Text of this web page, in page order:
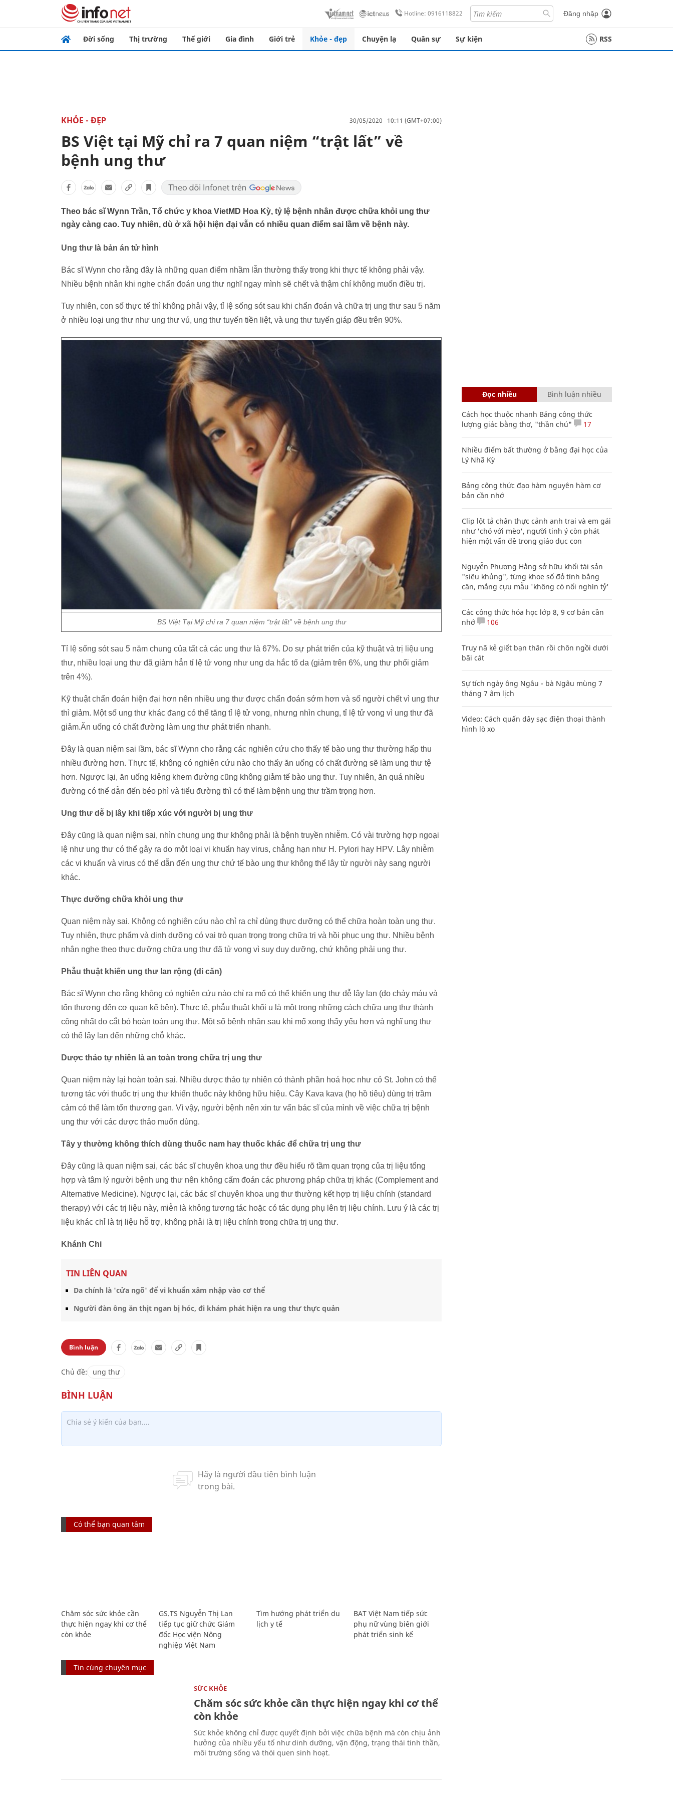
Hotline: 0916118822 Đăng nhập
Đời sống Thị trường Thế giới Gia đình Giới trẻ Khỏe - đẹp Chuyện lạ Quân sự Sự kiện RSS
KHỎE - ĐẸP 30/05/2020 10:11 (GMT+07:00)
BS Việt tại Mỹ chỉ ra 7 quan niệm “trật lất” về
bệnh ung thư
Theo bác sĩ Wynn Trần, Tổ chức y khoa VietMD Hoa Kỳ, tỷ lệ bệnh nhân được chữa khỏi ung thư
ngày càng cao. Tuy nhiên, dù ở xã hội hiện đại vẫn có nhiều quan điểm sai lầm về bệnh này.
Ung thư là bản án tử hình
Bác sĩ Wynn cho rằng đây là những quan điểm nhầm lẫn thường thấy trong khi thực tế không phải vậy.
Nhiều bệnh nhân khi nghe chẩn đoán ung thư nghĩ ngay mình sẽ chết và thậm chí không muốn điều trị.
Tuy nhiên, con số thực tế thì không phải vậy, tỉ lệ sống sót sau khi chẩn đoán và chữa trị ung thư sau 5 năm
ở nhiều loại ung thư như ung thư vú, ung thư tuyến tiền liệt, và ung thư tuyến giáp đều trên 90%.
BS Việt Tại Mỹ chỉ ra 7 quan niệm “trật lất” về bệnh ung thư
Tỉ lệ sống sót sau 5 năm chung của tất cả các ung thư là 67%. Do sự phát triển của kỹ thuật và trị liệu ung
thư, nhiều loại ung thư đã giảm hẳn tỉ lệ tử vong như ung da hắc tố da (giảm trên 6%, ung thư phổi giảm
trên 4%).
Kỹ thuật chẩn đoán hiện đại hơn nên nhiều ung thư được chẩn đoán sớm hơn và số người chết vì ung thư
thì giảm. Một số ung thư khác đang có thể tăng tỉ lệ tử vong, nhưng nhìn chung, tỉ lệ tử vong vì ung thư đã
giảm.Ăn uống có chất đường làm ung thư phát triển nhanh.
Đây là quan niệm sai lầm, bác sĩ Wynn cho rằng các nghiên cứu cho thấy tế bào ung thư thường hấp thu
nhiều đường hơn. Thực tế, không có nghiên cứu nào cho thấy ăn uống có chất đường sẽ làm ung thư tệ
hơn. Ngược lại, ăn uống kiêng khem đường cũng không giảm tế bào ung thư. Tuy nhiên, ăn quá nhiều
đường có thể dẫn đến béo phì và tiểu đường thì có thể làm bệnh ung thư trầm trọng hơn.
Ung thư dễ bị lây khi tiếp xúc với người bị ung thư
Đây cũng là quan niệm sai, nhìn chung ung thư không phải là bệnh truyền nhiễm. Có vài trường hợp ngoại
lệ như ung thư có thể gây ra do một loại vi khuẩn hay virus, chẳng hạn như H. Pylori hay HPV. Lây nhiễm
các vi khuẩn và virus có thể dẫn đến ung thư chứ tế bào ung thư không thể lây từ người này sang người
khác.
Thực dưỡng chữa khỏi ung thư
Quan niệm này sai. Không có nghiên cứu nào chỉ ra chỉ dùng thực dưỡng có thể chữa hoàn toàn ung thư.
Tuy nhiên, thực phẩm và dinh dưỡng có vai trò quan trọng trong chữa trị và hồi phục ung thư. Nhiều bệnh
nhân nghe theo thực dưỡng chữa ung thư đã tử vong vì suy duy dưỡng, chứ không phải ung thư.
Phẫu thuật khiến ung thư lan rộng (di căn)
Bác sĩ Wynn cho rằng không có nghiên cứu nào chỉ ra mổ có thể khiến ung thư dễ lây lan (do chảy máu và
tổn thương đến cơ quan kế bên). Thực tế, phẫu thuật khối u là một trong những cách chữa ung thư thành
công nhất do cắt bỏ hoàn toàn ung thư. Một số bệnh nhân sau khi mổ xong thấy yếu hơn và nghĩ ung thư
có thể lây lan đến những chỗ khác.
Dược thảo tự nhiên là an toàn trong chữa trị ung thư
Quan niệm này lại hoàn toàn sai. Nhiều dược thảo tự nhiên có thành phần hoá học như cỏ St. John có thể
tương tác với thuốc trị ung thư khiến thuốc này không hữu hiệu. Cây Kava kava (họ hồ tiêu) dùng trị trầm
cảm có thể làm tổn thương gan. Vì vậy, người bệnh nên xin tư vấn bác sĩ của mình về việc chữa trị bệnh
ung thư với các dược thảo muốn dùng.
Tây y thường không thích dùng thuốc nam hay thuốc khác để chữa trị ung thư
Đây cũng là quan niệm sai, các bác sĩ chuyên khoa ung thư đều hiểu rõ tầm quan trọng của trị liệu tổng
hợp và tâm lý người bệnh ung thư nên không cấm đoán các phương pháp chữa trị khác (Complement and
Alternative Medicine). Ngược lại, các bác sĩ chuyên khoa ung thư thường kết hợp trị liệu chính (standard
therapy) với các trị liệu này, miễn là không tương tác hoặc có tác dụng phụ lên trị liệu chính. Lưu ý là các trị
liệu khác chỉ là trị liệu hỗ trợ, không phải là trị liệu chính trong chữa trị ung thư.
Khánh Chi
TIN LIÊN QUAN
Da chính là 'cửa ngõ' để vi khuẩn xâm nhập vào cơ thể
Người đàn ông ăn thịt ngan bị hóc, đi khám phát hiện ra ung thư thực quản
Bình luận
Chủ đề: ung thư
Có thể bạn quan tâm
Chăm sóc sức khỏe cần
thực hiện ngay khi cơ thể
còn khỏe
GS.TS Nguyễn Thị Lan
tiếp tục giữ chức Giám
đốc Học viện Nông
nghiệp Việt Nam
Tìm hướng phát triển du
lịch y tế
BAT Việt Nam tiếp sức
phụ nữ vùng biên giới
phát triển sinh kế
Tin cùng chuyên mục
SỨC KHỎE
Chăm sóc sức khỏe cần thực hiện ngay khi cơ thể
còn khỏe
Sức khỏe không chỉ được quyết định bởi việc chữa bệnh mà còn chịu ảnh
hưởng của nhiều yếu tố như dinh dưỡng, vận động, trạng thái tinh thần,
môi trường sống và thói quen sinh hoạt.
Đọc nhiều Bình luận nhiều
Cách học thuộc nhanh Bảng công thức
lượng giác bằng thơ, "thần chú"
17
Nhiều điểm bất thường ở bằng đại học của
Lý Nhã Kỳ
Bảng công thức đạo hàm nguyên hàm cơ
bản cần nhớ
Clip lột tả chân thực cảnh anh trai và em gái
như 'chó với mèo', người tinh ý còn phát
hiện một vấn đề trong giáo dục con
Nguyễn Phương Hằng sở hữu khối tài sản
"siêu khủng", từng khoe sổ đỏ tính bằng
cân, mắng cựu mẫu 'không có nổi nghìn tỷ'
Các công thức hóa học lớp 8, 9 cơ bản cần
nhớ
106
Truy nã kẻ giết bạn thân rồi chôn ngồi dưới
bãi cát
Sự tích ngày ông Ngâu - bà Ngâu mùng 7
tháng 7 âm lịch
Video: Cách quấn dây sạc điện thoại thành
hình lò xo